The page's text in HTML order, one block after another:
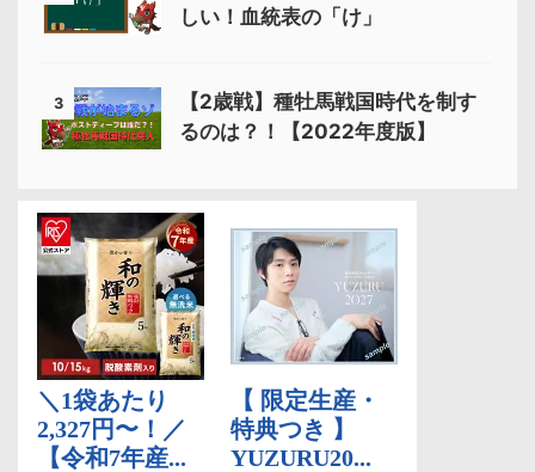
しい！血統表の「け」
3
【2歳戦】種牡馬戦国時代を制す
るのは？！【2022年度版】